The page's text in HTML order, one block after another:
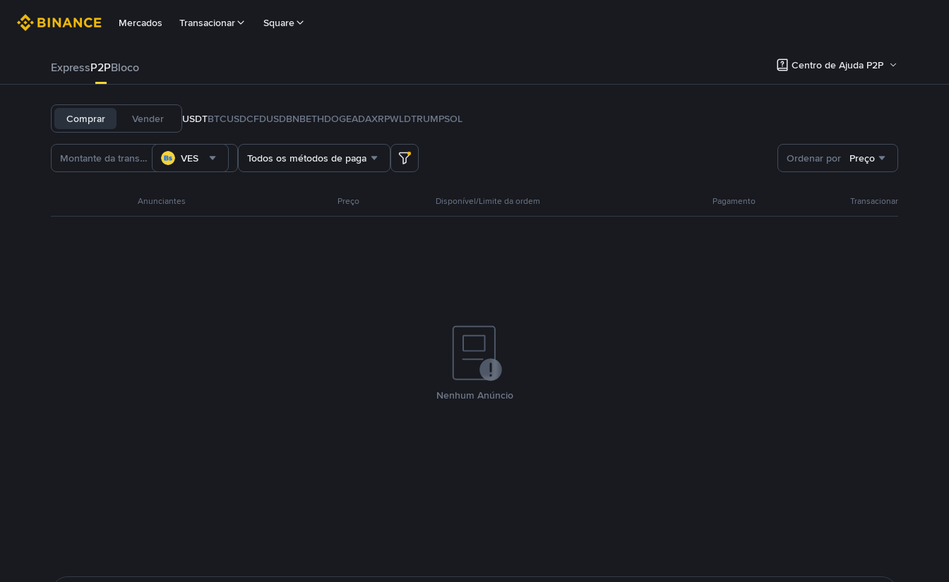
Mercados Transacionar Square
ExpressP2PBloco Centro de Ajuda P2P
Comprar Vender USDTBTCUSDCFDUSDBNBETHDOGEADAXRPWLDTRUMPSOL
VES Todos os métodos de pagamento Ordenar por Preço
Anunciantes Preço Disponível/Limite da ordem Pagamento Transacionar
Nenhum Anúncio